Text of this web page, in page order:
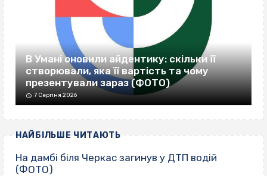
В Умані оновили айдентику: скільки її
створювали, яка її вартість та чому
презентували зараз (ФОТО)
7 Серпня 2026
НАЙБІЛЬШЕ ЧИТАЮТЬ
На дамбі біля Черкас загинув у ДТП водій
(ФОТО)